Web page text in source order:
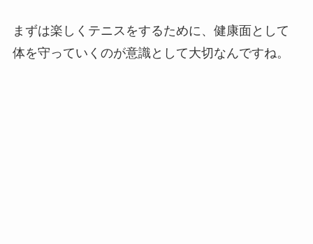
まずは楽しくテニスをするために、健康面として
体を守っていくのが意識として大切なんですね。